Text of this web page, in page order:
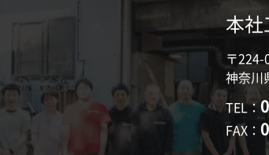
本社
〒224-
神奈川
TEL：
FAX：